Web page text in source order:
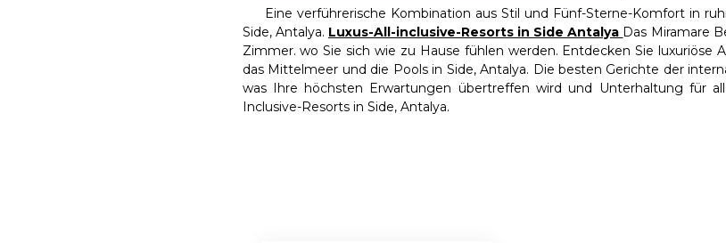
Eine verführerische Kombination aus Stil und Fünf-Sterne-Komfort in
Side, Antalya. Luxus-All-inclusive-Resorts in Side Antalya Das Miramare
Zimmer. wo Sie sich wie zu Hause fühlen werden. Entdecken Sie luxuriöse
das Mittelmeer und die Pools in Side, Antalya. Die besten Gerichte der
was Ihre höchsten Erwartungen übertreffen wird und Unterhaltung für
Inclusive-Resorts in Side, Antalya.